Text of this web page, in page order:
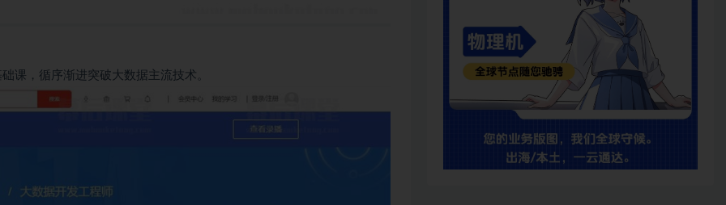
课，循序渐进突破大数据主流技术。